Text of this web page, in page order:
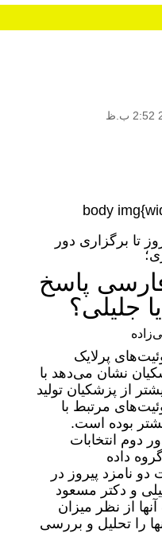
body
ایرنا در فاصله ۳ روز تا برگزاری دور
پاسخ
جلیلی؟
پرلایک
نشان می‌دهد با
۹ درصد بیشتر از پزشکیان تولید
مرتبط با
بوده است.
دوم انتخابات
داده
نامزد پیروز در
و دکتر مسعود
از نظر میزان
را تحلیل و بررسی